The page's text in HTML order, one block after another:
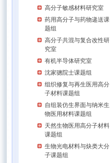
高分子敏感材料研究室
药用高分子与药物递送课
题组
高分子共混与复合改性研
究室
有机半导体研究室
沈家骢院士课题组
组织修复与再生医用高分
子材料课题组
自组装仿生界面与纳米生
物医用材料课题组
天然生物医用高分子材料
课题组
生物光电材料与炔类大分
子课题组